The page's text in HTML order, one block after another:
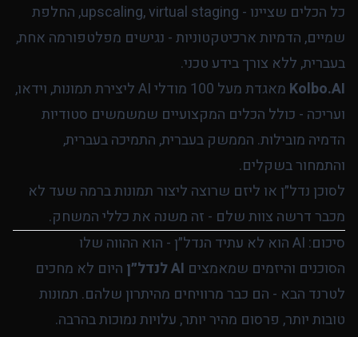
כל הכלים שציינו - upscaling, virtual staging, החלפת
שמיים, הדמיות ארכיטקטוניות - נגישים מפלטפורמה אחת,
בעברית, ללא צורך בידע טכני.
Kolbo.AI
מאגדת מעל 100 מודלי AI ליצירת תמונות, וידאו,
ועריכה - כולל הכלים המקצועיים שמשמשים סטודיות
הדמיה מובילות. הממשק בעברית, התמיכה בעברית,
והתמחור בשקלים.
לסוכן נדל״ן או ליזם שרוצה ליצור תמונות ברמה שעד לא
מכבר דרשה צוות שלם - זה משנה את כללי המשחק.
סיכום: AI הוא לא עתיד הנדל״ן - הוא ההווה שלו
הסוכנים והיזמים שמאמצים AI לנדל״ן
היום לא מחכים
לטרנד הבא - הם כבר מרוויחים מהיתרון שלהם. תמונות
טובות יותר, פרסום מהיר יותר, עלויות נמוכות בהרבה.